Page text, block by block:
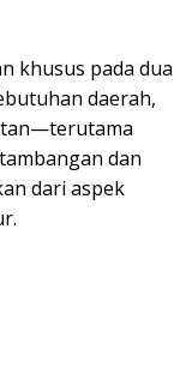
khusus pada dua
daerah,
dan
dari aspek